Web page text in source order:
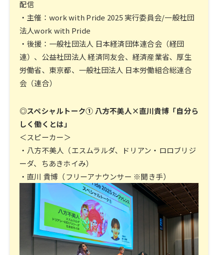
配信
・主催：work with Pride 2025 実行委員会/一般社団
法人work with Pride
・後援：一般社団法人 日本経済団体連合会（経団
連）、公益社団法人 経済同友会、経済産業省、厚生
労働省、東京都、一般社団法人 日本労働組合総連合
会（連合）
◎スペシャルトーク① 八方不美人×直川貴博「自分ら
しく働くとは」
＜スピーカー＞
・八方不美人（エスムラルダ、ドリアン・ロロブリジ
ーダ、ちあきホイみ）
・直川 貴博（フリーアナウンサー ※聞き手）